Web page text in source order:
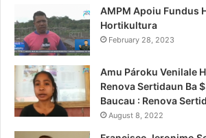
AMPM Apoiu Fundus
Hortikultura
February 28, 2023
Amu Pároku Venilale
Renova Sertidaun Ba
Baucau : Renova
August 8, 2022